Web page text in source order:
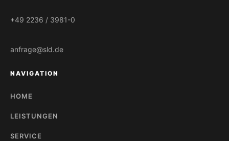
+49 2236 / 3981-0
anfrage@sld.de
NAVIGATION
HOME
LEISTUNGEN
SERVICE